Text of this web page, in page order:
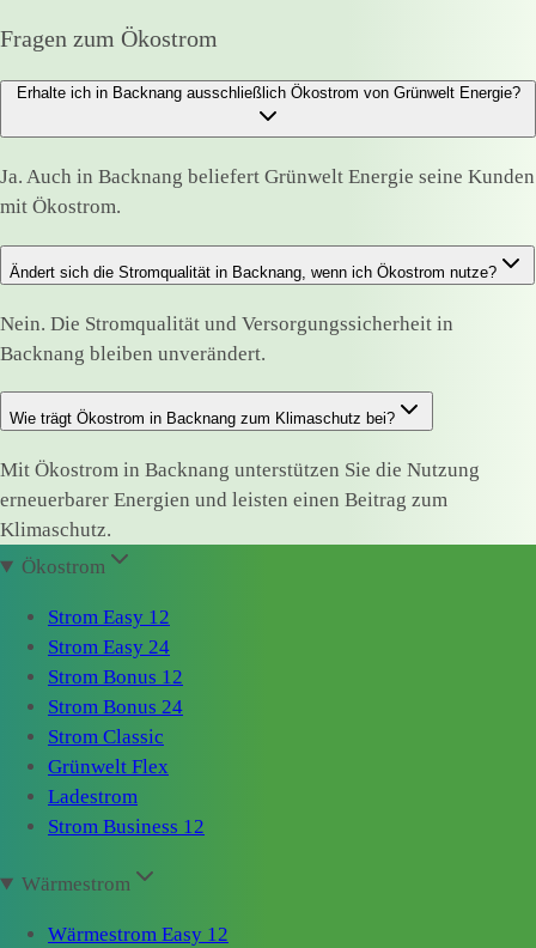
Fragen zum Ökostrom
Erhalte ich in Backnang ausschließlich Ökostrom von Grünwelt Energie?
Ja. Auch in Backnang beliefert Grünwelt Energie seine Kunden
mit Ökostrom.
Ändert sich die Stromqualität in Backnang, wenn ich Ökostrom nutze?
Nein. Die Stromqualität und Versorgungssicherheit in
Backnang bleiben unverändert.
Wie trägt Ökostrom in Backnang zum Klimaschutz bei?
Mit Ökostrom in Backnang unterstützen Sie die Nutzung
erneuerbarer Energien und leisten einen Beitrag zum
Klimaschutz.
Ökostrom
Strom Easy 12
Strom Easy 24
Strom Bonus 12
Strom Bonus 24
Strom Classic
Grünwelt Flex
Ladestrom
Strom Business 12
Wärmestrom
Wärmestrom Easy 12